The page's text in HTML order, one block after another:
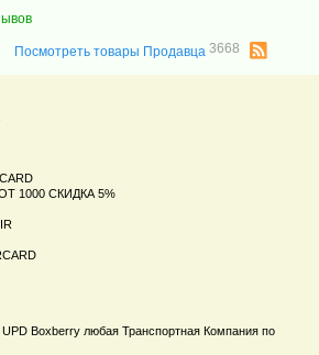
Посмотреть товары Продавца3668
1000 СКИДКА 5%
Boxberry любая Транспортная Компания по